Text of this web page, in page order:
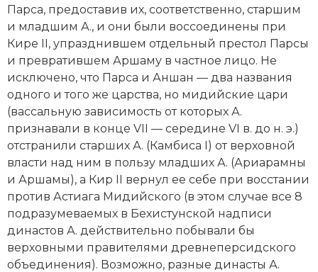
Парса, предоставив их, соответственно, старшим
и младшим А., и они были воссоединены при
Кире II, упразднившем отдельный престол Парсы
и превратившем Аршаму в частное лицо. Не
исключено, что Парса и Аншан — два названия
одного и того же царства, но мидийские цари
(вассальную зависимость от которых А.
признавали в конце VII — середине VI в. до н. э.)
отстранили старших А. (Камбиса I) от верховной
власти над ним в пользу младших А. (Ариарамны
и Аршамы), а Кир II вернул ее себе при восстании
против Астиага Мидийского (в этом случае все 8
подразумеваемых в Бехистунской надписи
династов А. действительно побывали бы
верховными правителями древнеперсидского
объединения). Возможно, разные династы А.